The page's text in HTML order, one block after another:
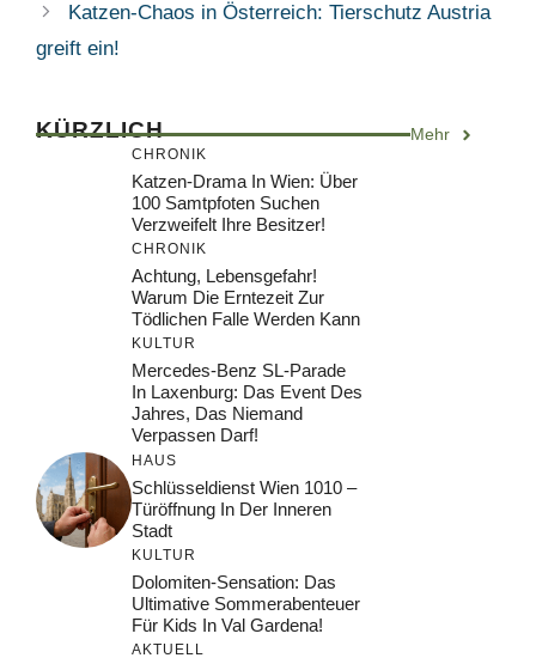
Katzen-Chaos in Österreich: Tierschutz Austria
greift ein!
KÜRZLICH Mehr
CHRONIK
Katzen-Drama In Wien: Über
100 Samtpfoten Suchen
Verzweifelt Ihre Besitzer!
CHRONIK
Achtung, Lebensgefahr!
Warum Die Erntezeit Zur
Tödlichen Falle Werden Kann
KULTUR
Mercedes-Benz SL-Parade
In Laxenburg: Das Event Des
Jahres, Das Niemand
Verpassen Darf!
HAUS
Schlüsseldienst Wien 1010 –
Türöffnung In Der Inneren
Stadt
KULTUR
Dolomiten-Sensation: Das
Ultimative Sommerabenteuer
Für Kids In Val Gardena!
AKTUELL